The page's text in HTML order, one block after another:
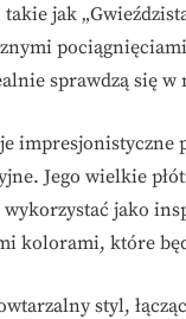
jak
sprawdzą się
impresjonistyczne
Jego wielkie
jako
kolorami, które
styl,